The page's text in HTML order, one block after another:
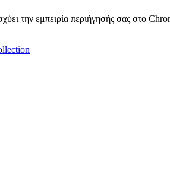
την εμπειρία περιήγησής σας στο